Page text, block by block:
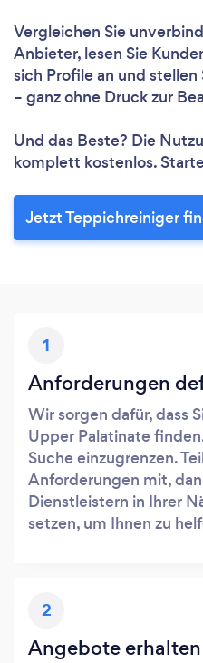
Vergleichen Sie
Anbieter, lesen Sie
sich Profile an und
– ganz ohne Druck zur
Und das Beste? Die
komplett kostenlos.
Jetzt Teppichreiniger
1
Anforderungen
Wir sorgen dafür, dass
Upper Palatinate
Suche einzugrenzen.
Anforderungen mit,
Dienstleistern in Ihrer
setzen, um Ihnen zu
2
Angebote erhalten